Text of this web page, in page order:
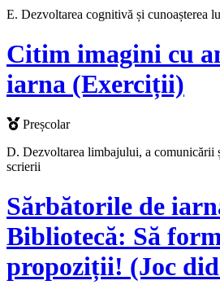
E. Dezvoltarea cognitivă și cunoașterea
Citim imagini cu
iarna (Exerciții)
Preșcolar
D. Dezvoltarea limbajului, a comunicării
scrierii
Sărbătorile de
Bibliotecă: Să
propoziții! (Joc